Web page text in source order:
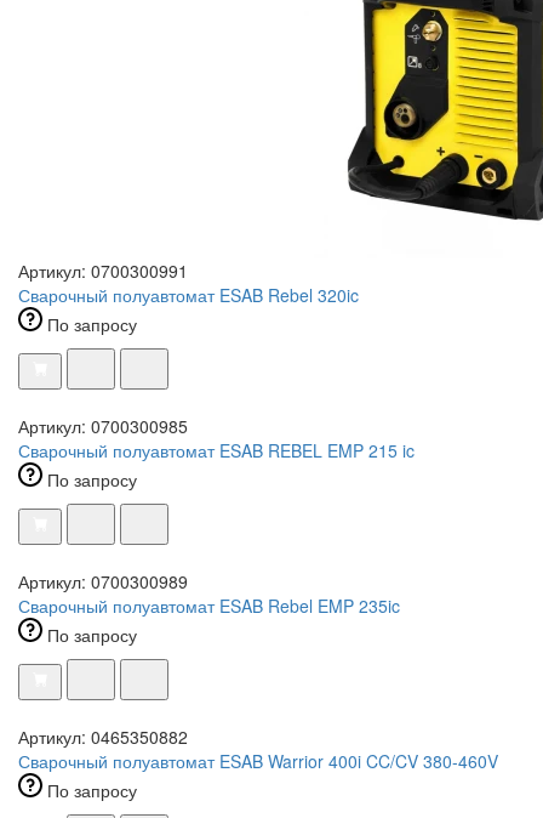
Артикул: 0700300991
Сварочный полуавтомат ESAB Rebel 320ic
По запросу
Артикул: 0700300985
Сварочный полуавтомат ESAB REBEL EMP 215 ic
По запросу
Артикул: 0700300989
Сварочный полуавтомат ESAB Rebel EMP 235ic
По запросу
Артикул: 0465350882
Сварочный полуавтомат ESAB Warrior 400i CC/CV 380-460V
По запросу